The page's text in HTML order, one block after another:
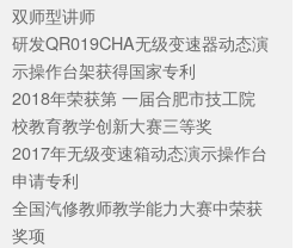
双师型讲师
研发QR019CHA无级变速器动态演
示操作台架获得国家专利
2018年荣获第 一届合肥市技工院
校教育教学创新大赛三等奖
2017年无级变速箱动态演示操作台
申请专利
全国汽修教师教学能力大赛中荣获
奖项